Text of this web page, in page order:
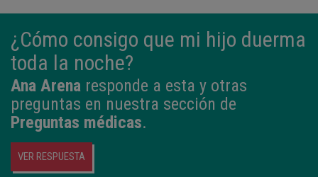
¿Cómo consigo que mi hijo duerma
toda la noche?
Ana Arena responde a esta y otras
preguntas en nuestra sección de
Preguntas médicas.
VER RESPUESTA